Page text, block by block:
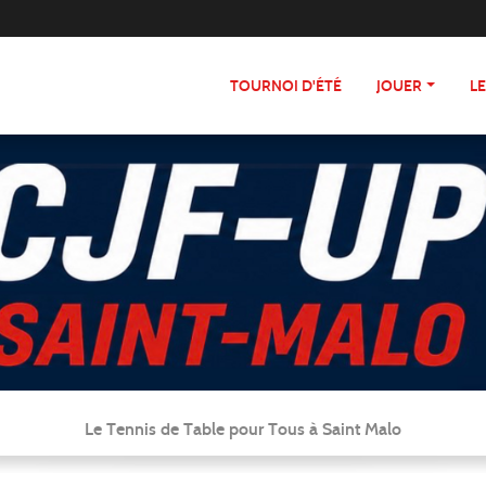
TOURNOI D'ÉTÉ JOUER
Le Tennis de Table pour Tous à Saint Malo